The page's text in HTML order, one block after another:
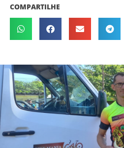
COMPARTILHE